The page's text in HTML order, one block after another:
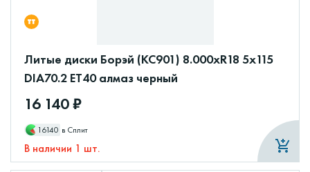
Литые диски Борэй (КС901) 8.000xR18 5x115
DIA70.2 ET40 алмаз черный
16 140 ₽
16140 в Сплит
В наличии 1 шт.